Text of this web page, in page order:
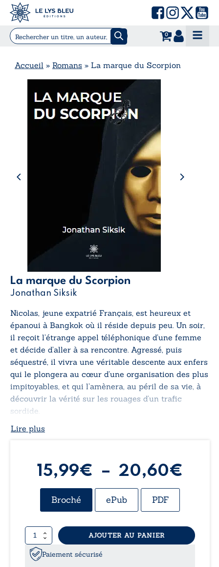
0
Accueil » Romans » La marque du Scorpion
La marque du Scorpion
Jonathan Siksik
Nicolas, jeune expatrié Français, est heureux et
épanoui à Bangkok où il réside depuis peu. Un soir,
il reçoit l’étrange appel téléphonique d’une femme
et décide d’aller à sa rencontre. Agressé, puis
séquestré, il vivra une véritable descente aux enfers
qui le plongera au cœur d’une organisation des plus
impitoyables, et qui l’amènera, au péril de sa vie, à
découvrir la vérité sur les rouages d’un trafic
sordide.
Lire plus
15,99€ – 20,60€
Broché ePub PDF
quantité
de
La
marque
AJOUTER AU PANIER
Paiement sécurisé